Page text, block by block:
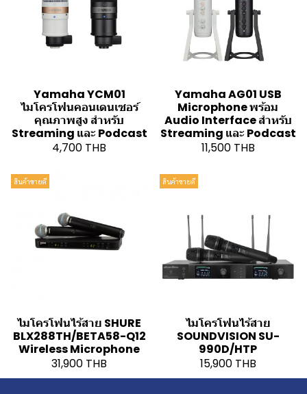
Yamaha YCM01
ไมโครโฟนคอนเดนเซอร์
คุณภาพสูง สำหรับ
Streaming และ Podcast
4,700 THB
Yamaha AG01 USB
Microphone พร้อม
Audio Interface สำหรับ
Streaming และ Podcast
11,500 THB
สินค้าขายดี
ไมโครโฟนไร้สาย SHURE
BLX288TH/BETA58-Q12
Wireless Microphone
31,900 THB
สินค้าขายดี
ไมโครโฟนไร้สาย
SOUNDVISION SU-
990D/HTP
15,900 THB